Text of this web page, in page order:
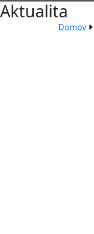
Aktualita
Domov